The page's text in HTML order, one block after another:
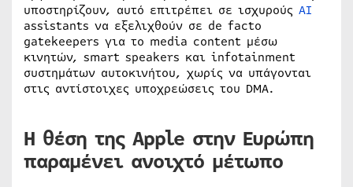
υποστηρίζουν, αυτό επιτρέπει σε ισχυρούς AI
assistants να εξελιχθούν σε de facto
gatekeepers για το media content μέσω
κινητών, smart speakers και infotainment
συστημάτων αυτοκινήτου, χωρίς να υπάγονται
στις αντίστοιχες υποχρεώσεις του DMA.
Η θέση της Apple στην Ευρώπη
παραμένει ανοιχτό μέτωπο